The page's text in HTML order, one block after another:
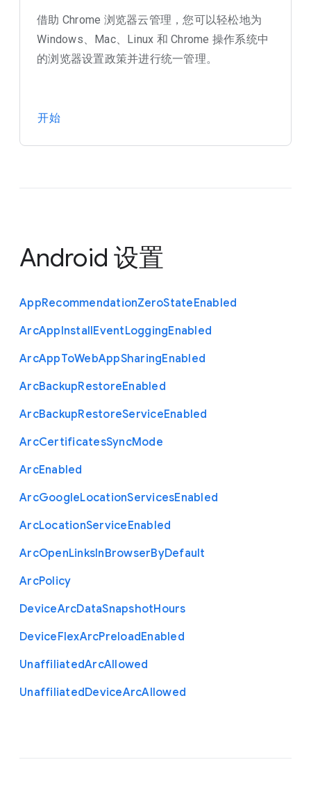
借助 Chrome 浏览器云管理，您可以轻松地为
Windows、Mac、Linux 和 Chrome 操作系统中
的浏览器设置政策并进行统一管理。
开始
Android 设置
AppRecommendationZeroStateEnabled
ArcAppInstallEventLoggingEnabled
ArcAppToWebAppSharingEnabled
ArcBackupRestoreEnabled
ArcBackupRestoreServiceEnabled
ArcCertificatesSyncMode
ArcEnabled
ArcGoogleLocationServicesEnabled
ArcLocationServiceEnabled
ArcOpenLinksInBrowserByDefault
ArcPolicy
DeviceArcDataSnapshotHours
DeviceFlexArcPreloadEnabled
UnaffiliatedArcAllowed
UnaffiliatedDeviceArcAllowed